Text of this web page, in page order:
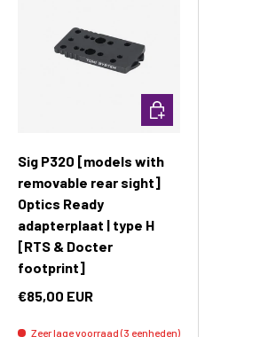
Sig P320 [models with
removable rear sight]
Optics Ready
adapterplaat | type H
[RTS & Docter
footprint]
€85,00 EUR
Zeer lage voorraad (3 eenheden)
Toevoegen aan